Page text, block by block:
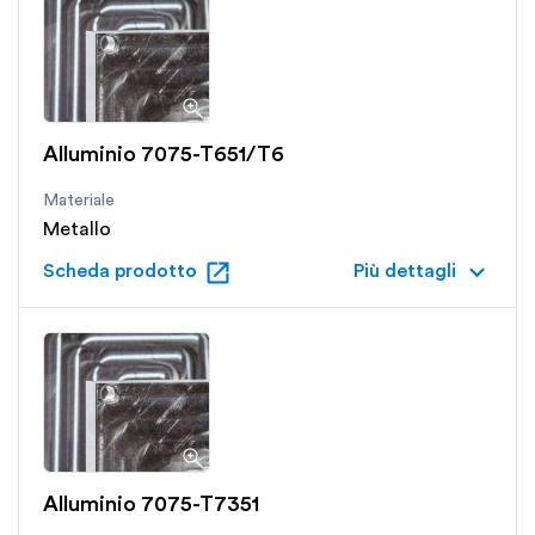
Alluminio 7075-T651/T6
Materiale
Metallo
Scheda prodotto open_in_new Più dettagli keyboard_arrow_down
Alluminio 7075-T7351